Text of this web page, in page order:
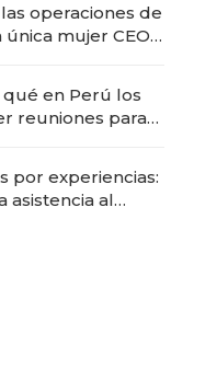
operaciones de
única mujer CEO
en Perú los
reuniones para
por experiencias:
asistencia al